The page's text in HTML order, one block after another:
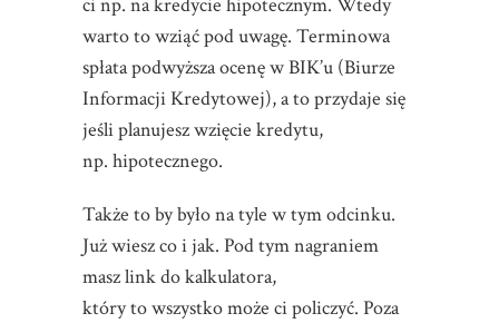
warto to wziąć pod uwagę. Terminowa
spłata podwyższa ocenę w BIK’u (Biurze
Informacji Kredytowej), a to przydaje się
jeśli planujesz wzięcie kredytu,
np. hipotecznego.
Także to by było na tyle w tym odcinku.
Już wiesz co i jak. Pod tym nagraniem
masz link do kalkulatora,
który to wszystko może ci policzyć. Poza